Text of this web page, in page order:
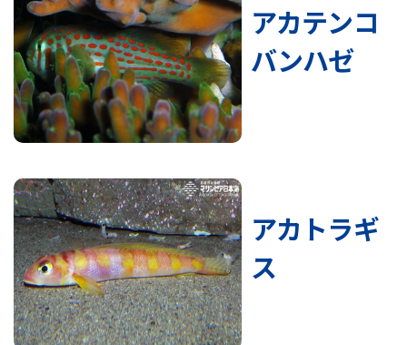
アカテンコ
バンハゼ
アカトラギ
ス